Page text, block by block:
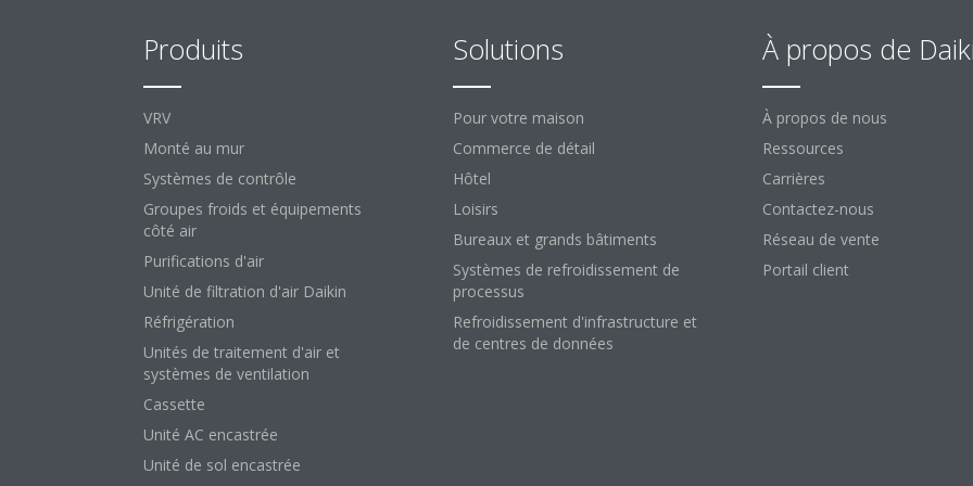
Produits
VRV
Monté au mur
Systèmes de contrôle
Groupes froids et équipements
côté air
Purifications d'air
Unité de filtration d'air Daikin
Réfrigération
Unités de traitement d'air et
systèmes de ventilation
Cassette
Unité AC encastrée
Unité de sol encastrée
Solutions
Pour votre maison
Commerce de détail
Hôtel
Loisirs
Bureaux et grands bâtiments
Systèmes de refroidissement de
processus
Refroidissement d'infrastructure et
de centres de données
À propos de
À propos de nous
Ressources
Carrières
Contactez-nous
Réseau de vente
Portail client